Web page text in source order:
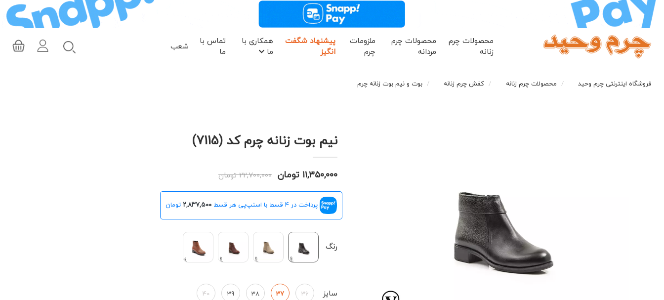
محصولات چرم
زنانه
محصولات چرم
مردانه
ملزومات
چرم
پیشنهاد شگفت
انگیز
همکاری با
ما
تماس با
ما
شعب
فروشگاه اینترنتی چرم وحید محصولات چرم زنانه کفش چرم زنانه بوت و نیم بوت زنانه چرم
نیم بوت زنانه چرم کد (7115)
۱۱,۳۵۰,۰۰۰ تومان ۲۲,۷۰۰,۰۰۰ تومان
پرداخت در 4 قسط با اسنپ‌پی هر قسط ۲,۸۳۷,۵۰۰ تومان
رنگ
سایز 36
37
38
39
40